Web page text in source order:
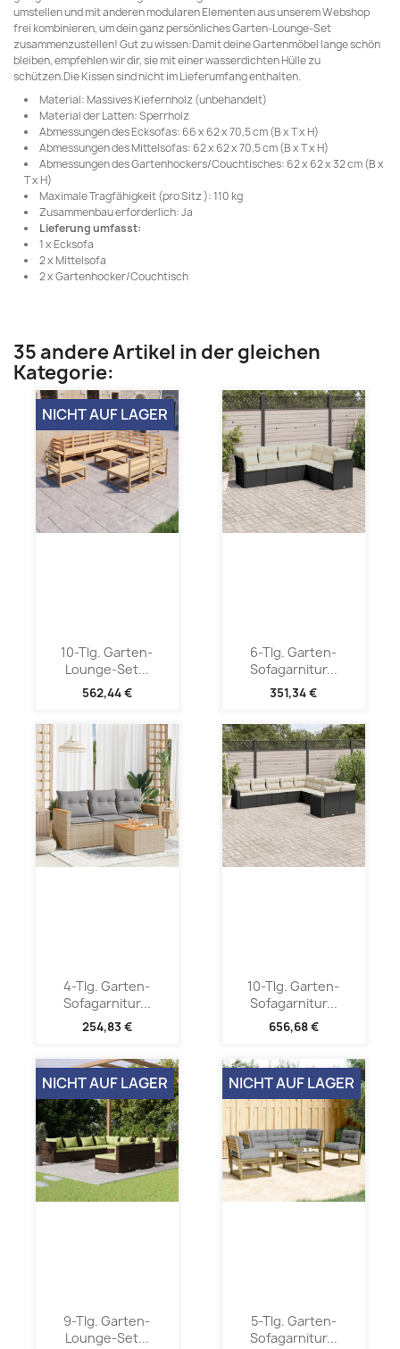
umstellen und mit anderen modularen Elementen aus unserem Webshop
frei kombinieren, um dein ganz persönliches Garten-Lounge-Set
zusammenzustellen! Gut zu wissen:Damit deine Gartenmöbel lange schön
bleiben, empfehlen wir dir, sie mit einer wasserdichten Hülle zu
schützen.Die Kissen sind nicht im Lieferumfang enthalten.
Material: Massives Kiefernholz (unbehandelt)
Material der Latten: Sperrholz
Abmessungen des Ecksofas: 66 x 62 x 70,5 cm (B x T x H)
Abmessungen des Mittelsofas: 62 x 62 x 70,5 cm (B x T x H)
Abmessungen des Gartenhockers/Couchtisches: 62 x 62 x 32 cm (B x
T x H)
Maximale Tragfähigkeit (pro Sitz ): 110 kg
Zusammenbau erforderlich: Ja
Lieferung umfasst:
1 x Ecksofa
2 x Mittelsofa
2 x Gartenhocker/Couchtisch
35 andere Artikel in der gleichen
Kategorie:
10-Tlg. Garten-
Lounge-Set...
562,44 €
NICHT AUF LAGER
6-Tlg. Garten-
Sofagarnitur...
351,34 €
4-Tlg. Garten-
Sofagarnitur...
254,83 €
10-Tlg. Garten-
Sofagarnitur...
656,68 €
9-Tlg. Garten-
Lounge-Set...
NICHT AUF LAGER
5-Tlg. Garten-
Sofagarnitur...
NICHT AUF LAGER